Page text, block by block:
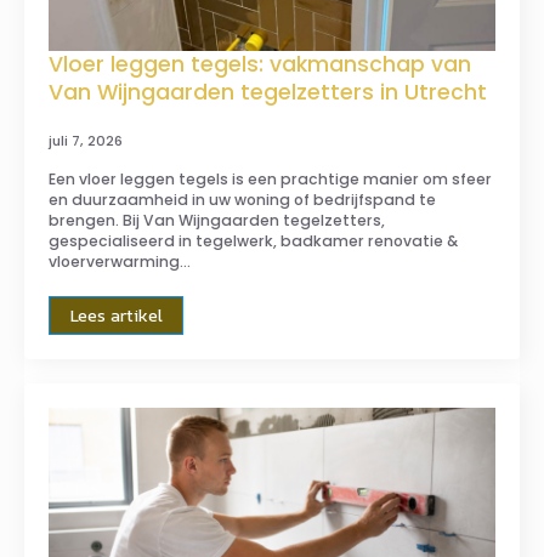
Vloer leggen tegels: vakmanschap van
Van Wijngaarden tegelzetters in Utrecht
juli 7, 2026
Een vloer leggen tegels is een prachtige manier om sfeer
en duurzaamheid in uw woning of bedrijfspand te
brengen. Bij Van Wijngaarden tegelzetters,
gespecialiseerd in tegelwerk, badkamer renovatie &
vloerverwarming…
Lees artikel